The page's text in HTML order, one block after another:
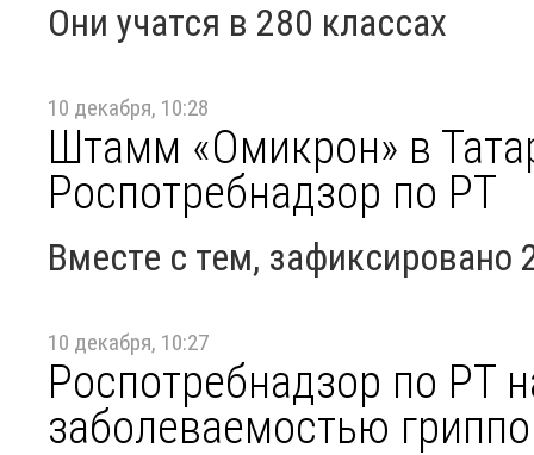
Они учатся в 280 классах
10 декабря, 10:28
Штамм «Омикрон» в
Роспотребнадзор по РТ
Вместе с тем, зафиксировано
10 декабря, 10:27
Роспотребнадзор по РТ
заболеваемостью